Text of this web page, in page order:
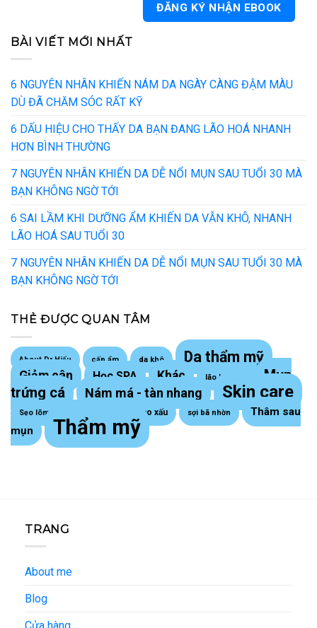
BÀI VIẾT MỚI NHẤT
6 NGUYÊN NHÂN KHIẾN NÁM DA NGÀY CÀNG ĐẬM MÀU
DÙ ĐÃ CHĂM SÓC RẤT KỸ
6 DẤU HIỆU CHO THẤY DA BẠN ĐANG LÃO HOÁ NHANH
HƠN BÌNH THƯỜNG
7 NGUYÊN NHÂN KHIẾN DA DỄ NỔI MỤN SAU TUỔI 30 MÀ
BẠN KHÔNG NGỜ TỚI
6 SAI LẦM KHI DƯỠNG ẨM KHIẾN DA VẪN KHÔ, NHANH
LÃO HOÁ SAU TUỔI 30
7 NGUYÊN NHÂN KHIẾN DA DỄ NỔI MỤN SAU TUỔI 30 MÀ
BẠN KHÔNG NGỜ TỚI
THẺ ĐƯỢC QUAN TÂM
About Dr Hiếu cấp ẩm da khô Da thẩm mỹ
Giảm cân Học SPA Khác lão hoá da
Mụn
trứng cá
Nám má - tàn nhang Skin care
Sẹo lõm trứng cá Sẹo lồi - sẹo xấu sợi bã nhờn
Thâm sau
mụn
Thẩm mỹ
TRANG
About me
Blog